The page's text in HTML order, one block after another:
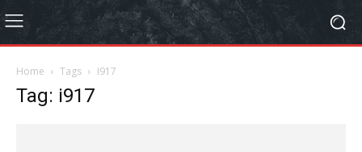
Home Tags I917
Tag: i917